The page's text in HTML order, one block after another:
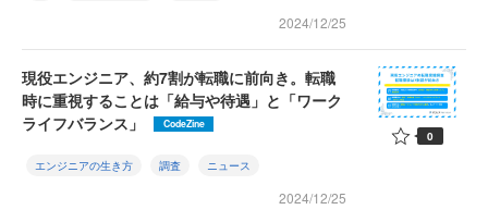
2024/12/25
現役エンジニア、約7割が転職に前向き。転職
時に重視することは「給与や待遇」と「ワーク
ライフバランス」
CodeZine
エンジニアの生き方 調査 ニュース
2024/12/25
0